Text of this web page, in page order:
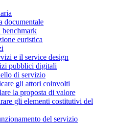
documentale
euristica
e il service design
pubblici digitali
di servizio
gli attori coinvolti
la proposta di valore
gli elementi costitutivi del
del servizio